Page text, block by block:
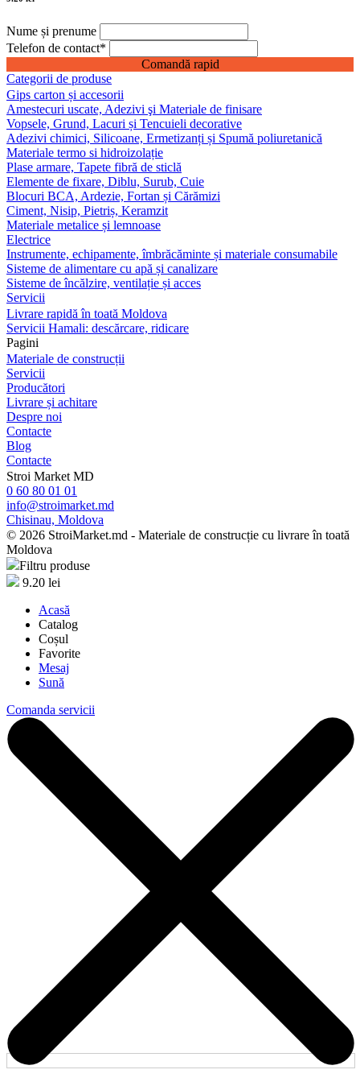
Nume și prenume
Telefon de contact*
Comandă rapid
Categorii de produse
Gips carton și accesorii
Amestecuri uscate, Adezivi şi Materiale de finisare
Vopsele, Grund, Lacuri și Tencuieli decorative
Adezivi chimici, Silicoane, Ermetizanți și Spumă poliuretanică
Materiale termo si hidroizolație
Plase armare, Tapete fibră de sticlă
Elemente de fixare, Diblu, Surub, Cuie
Blocuri BCA, Ardezie, Fortan și Cărămizi
Ciment, Nisip, Pietriș, Keramzit
Materiale metalice și lemnoase
Electrice
Instrumente, echipamente, îmbrăcăminte și materiale consumabile
Sisteme de alimentare cu apă și canalizare
Sisteme de încălzire, ventilație și acces
Servicii
Livrare rapidă în toată Moldova
Servicii Hamali: descărcare, ridicare
Pagini
Materiale de construcții
Servicii
Producători
Livrare și achitare
Despre noi
Contacte
Blog
Contacte
Stroi Market MD
0 60 80 01 01
info@stroimarket.md
Chisinau, Moldova
© 2026 StroiMarket.md - Materiale de construcție cu livrare în toată
Moldova
Filtru produse
9.20 lei
Acasă
Catalog
Coșul
Favorite
Mesaj
Sună
Comanda servicii